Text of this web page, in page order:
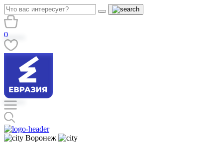
0
Воронеж